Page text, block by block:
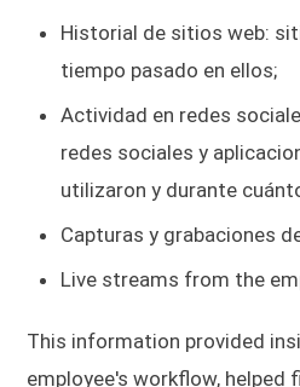
Historial de sitios web:
tiempo pasado en ellos;
Actividad en redes
redes sociales y
utilizaron y durante
Capturas y grabaciones
Live streams from the
This information provided
employee's workflow, helped